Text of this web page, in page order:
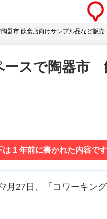
器市 飲食店向けサンプル品など販売
ースで陶器市
は 1 年前に書かれた内容です
月27日、「コワーキン